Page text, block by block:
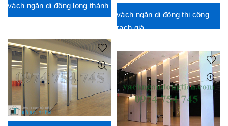
vách ngăn di động long thành
vách ngăn di động thi công
rạch giá